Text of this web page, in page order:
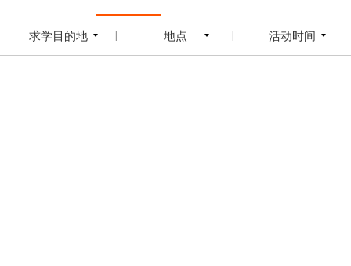
求学目的地 地点 活动时间